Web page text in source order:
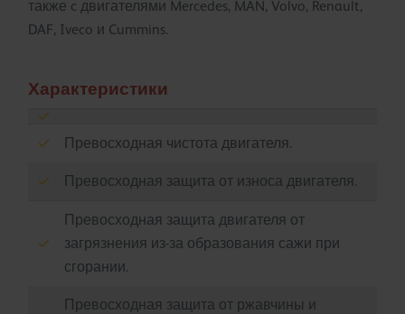
также c двигателями Mercedes, MAN, Volvo, Renault,
DAF, Iveco и Cummins.
Характеристики
Превосходная чистота двигателя.
Превосходная защита от износа двигателя.
Превосходная защита двигателя от
загрязнения из-за образования сажи при
сгорании.
Превосходная защита от ржавчины и